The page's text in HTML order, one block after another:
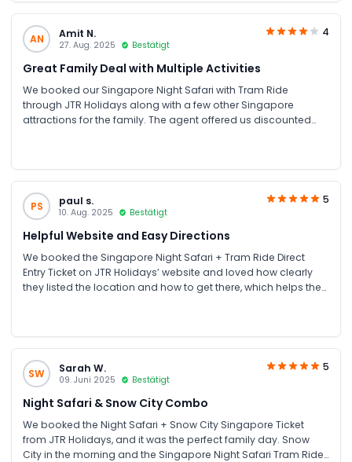
AN Amit N.
27. Aug. 2025 Bestätigt
4
Great Family Deal with Multiple Activities
We booked our Singapore Night Safari with Tram Ride
through JTR Holidays along with a few other Singapore
attractions for the family. The agent offered us discounted
PS paul s.
10. Aug. 2025 Bestätigt
5
Helpful Website and Easy Directions
We booked the Singapore Night Safari + Tram Ride Direct
Entry Ticket on JTR Holidays’ website and loved how clearly
they listed the location and how to get there, which helps the
SW Sarah W.
09. Juni 2025 Bestätigt
5
Night Safari & Snow City Combo
We booked the Night Safari + Snow City Singapore Ticket
from JTR Holidays, and it was the perfect family day. Snow
City in the morning and the Singapore Night Safari Tram Ride